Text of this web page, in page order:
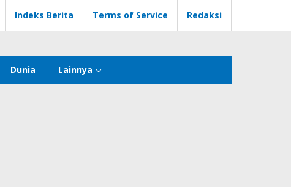
Indeks Berita Terms of Service Redaksi
Dunia Lainnya